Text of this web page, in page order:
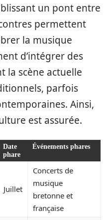
un pont entre
permettent
la musique
d’intégrer des
la scène actuelle
parfois
Ainsi,
est assurée.
Date
phare
Événements phares
Juillet
Concerts de
musique
bretonne et
française